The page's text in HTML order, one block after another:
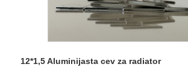
12*1,5 Aluminijasta cev za radiator